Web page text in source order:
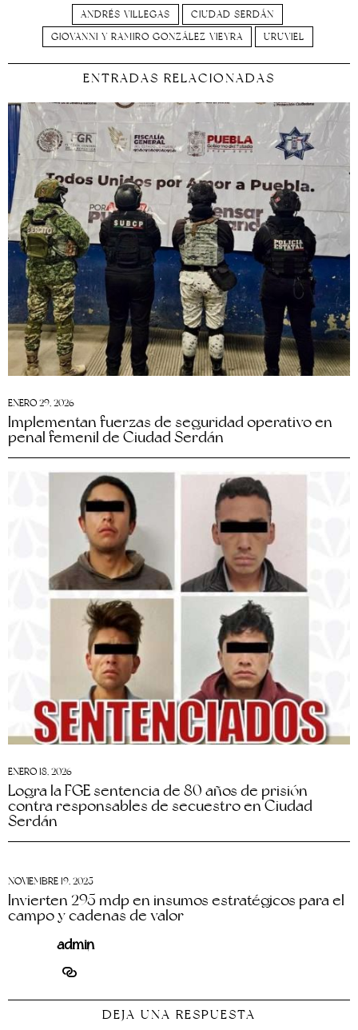
ANDRÉS VILLEGAS
CIUDAD SERDÁN
GIOVANNI Y RAMIRO GONZÁLEZ VIEYRA
URUVIEL
ENTRADAS RELACIONADAS
ENERO 29, 2026
Implementan fuerzas de seguridad operativo en
penal femenil de Ciudad Serdán
ENERO 18, 2026
Logra la FGE sentencia de 80 años de prisión
contra responsables de secuestro en Ciudad
Serdán
NOVIEMBRE 19, 2025
Invierten 295 mdp en insumos estratégicos para el
campo y cadenas de valor
admin
DEJA UNA RESPUESTA